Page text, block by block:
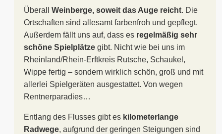
Überall Weinberge, soweit das Auge reicht. Die
Ortschaften sind allesamt farbenfroh und gepflegt.
Außerdem fällt uns auf, dass es regelmäßig sehr
schöne Spielplätze gibt. Nicht wie bei uns im
Rheinland/Rhein-Erftkreis Rutsche, Schaukel,
Wippe fertig – sondern wirklich schön, groß und mit
allerlei Spielgeräten ausgestattet. Von wegen
Rentnerparadies…
Entlang des Flusses gibt es kilometerlange
Radwege, aufgrund der geringen Steigungen sind